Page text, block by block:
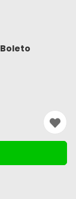
Boleto